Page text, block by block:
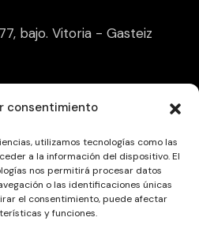
consentimiento
utilizamos tecnologías como las
a la información del dispositivo. El
nos permitirá procesar datos
o las identificaciones únicas
el consentimiento, puede afectar
y funciones.
bajo. Vitoria - Gasteiz